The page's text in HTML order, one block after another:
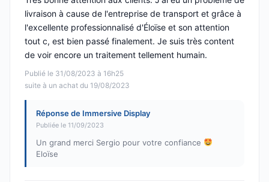
Publié le 31/08/2023 à 16h25
suite à un achat du 19/08/2023
livraison à cause de l'entreprise de transport et grâce à
l'excellente professionnalisé d'Éloïse et son attention
tout c, est bien passé finalement. Je suis très content
de voir encore un traitement tellement humain.
Réponse de Immersive Display
Publiée le 11/09/2023
Un grand merci Sergio pour votre confiance
Eloïse